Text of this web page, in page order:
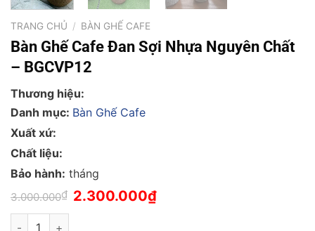
TRANG CHỦ / BÀN GHẾ CAFE
Bàn Ghế Cafe Đan Sợi Nhựa Nguyên Chất
– BGCVP12
Thương hiệu:
Danh mục: Bàn Ghế Cafe
Xuất xứ:
Chất liệu:
Bảo hành: tháng
3.000.000₫ Giá
gốc
2.300.000₫Giá
hiện
Bàn Ghế Cafe Đan Sợi Nhựa Nguyên Chất - BGCVP12 số lượng